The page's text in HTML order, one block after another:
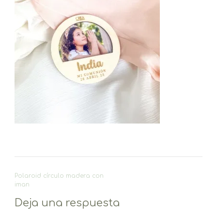
Navegación
de
Polaroid círculo madera con
iman
Deja una respuesta